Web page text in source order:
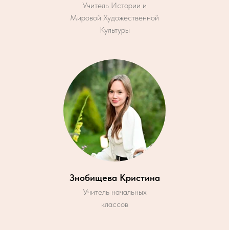
Учитель Истории и
Мировой Художественной
Культуры
Знобищева Кристина
Учитель начальных
классов